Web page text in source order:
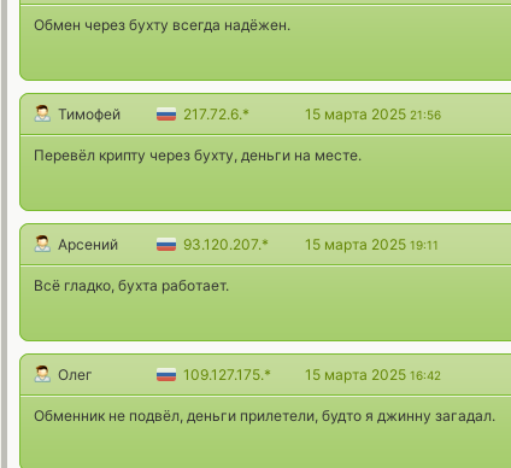
Обмен через бухту всегда надёжен.
Тимофей 217.72.6.* 15 марта 2025 21:56
Перевёл крипту через бухту, деньги на месте.
Арсений 93.120.207.* 15 марта 2025 19:11
Всё гладко, бухта работает.
Олег 109.127.175.* 15 марта 2025 16:42
Обменник не подвёл, деньги прилетели, будто я джинну загадал.